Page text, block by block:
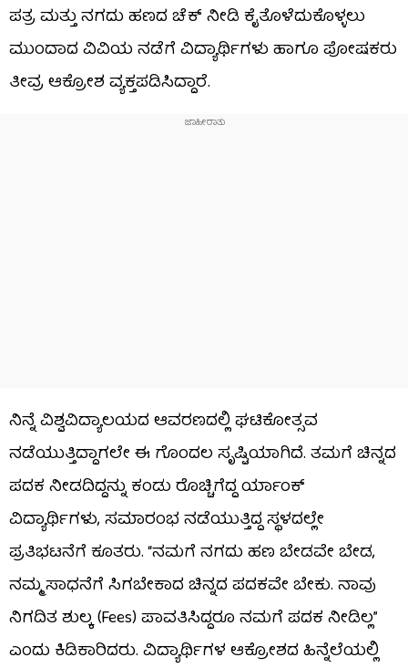
ಪತ್ರ ಮತ್ತು ನಗದು ಹಣದ ಚೆಕ್ ನೀಡಿ ಕೈತೊಳೆದುಕೊಳ್ಳಲು
ಮುಂದಾದ ವಿವಿಯ ನಡೆಗೆ ವಿದ್ಯಾರ್ಥಿಗಳು ಹಾಗೂ ಪೋಷಕರು
ತೀವ್ರ ಆಕ್ರೋಶ ವ್ಯಕ್ತಪಡಿಸಿದ್ದಾರೆ.
ನಿನ್ನೆ ವಿಶ್ವವಿದ್ಯಾಲಯದ ಆವರಣದಲ್ಲಿ ಘಟಿಕೋತ್ಸವ
ನಡೆಯುತ್ತಿದ್ದಾಗಲೇ ಈ ಗೊಂದಲ ಸೃಷ್ಟಿಯಾಗಿದೆ. ತಮಗೆ ಚಿನ್ನದ
ಪದಕ ನೀಡದಿದ್ದನ್ನು ಕಂಡು ರೊಚ್ಚಿಗೆದ್ದ ರ್ಯಾಂಕ್
ವಿದ್ಯಾರ್ಥಿಗಳು, ಸಮಾರಂಭ ನಡೆಯುತ್ತಿದ್ದ ಸ್ಥಳದಲ್ಲೇ
ಪ್ರತಿಭಟನೆಗೆ ಕೂತರು. “ನಮಗೆ ನಗದು ಹಣ ಬೇಡವೇ ಬೇಡ,
ನಮ್ಮ ಸಾಧನೆಗೆ ಸಿಗಬೇಕಾದ ಚಿನ್ನದ ಪದಕವೇ ಬೇಕು. ನಾವು
ನಿಗದಿತ ಶುಲ್ಕ (Fees) ಪಾವತಿಸಿದ್ದರೂ ನಮಗೆ ಪದಕ ನೀಡಿಲ್ಲ”
ಎಂದು ಕಿಡಿಕಾರಿದರು. ವಿದ್ಯಾರ್ಥಿಗಳ ಆಕ್ರೋಶದ ಹಿನ್ನೆಲೆಯಲ್ಲಿ